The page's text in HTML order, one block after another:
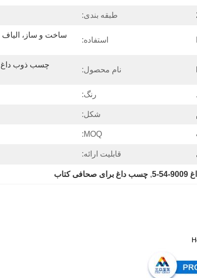
طبقه بندی:
استفاده:
نام محصول:
رنگ:
شکل:
MOQ:
قابلیت ارائه:
5
, چسب داغ برای صحافی کتاب